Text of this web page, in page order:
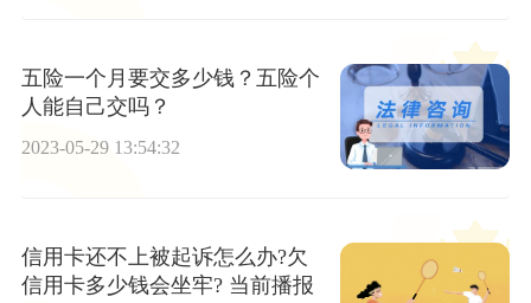
五险一个月要交多少钱？五险个
人能自己交吗？
2023-05-29 13:54:32
信用卡还不上被起诉怎么办?欠
信用卡多少钱会坐牢? 当前播报